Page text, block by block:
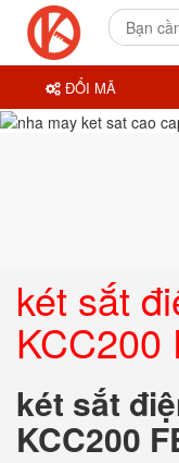
két sắt
KCC200
két sắt
KCC200
ĐỔI MÃ